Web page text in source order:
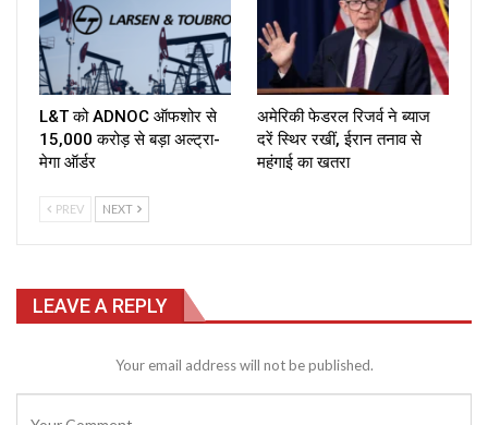
L&T को ADNOC ऑफशोर से
₹15,000 करोड़ से बड़ा अल्ट्रा-
मेगा ऑर्डर
अमेरिकी फेडरल रिजर्व ने ब्याज
दरें स्थिर रखीं, ईरान तनाव से
महंगाई का खतरा
PREV NEXT
LEAVE A REPLY
Your email address will not be published.